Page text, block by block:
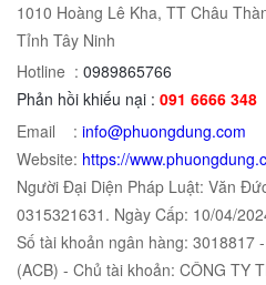
1010 Hoàng Lê Kha, TT Châu
Tỉnh Tây Ninh
Hotline : 0989865766
Phản hồi khiếu nại : 091 6666 348
Email : info@phuongdung.com
Website: https://
Người Đại Diện Pháp Luật: Văn
0315321631. Ngày Cấp: 10/04/
Số tài khoản ngân hàng: 3018817
(ACB) - Chủ tài khoản: CÔNG TY